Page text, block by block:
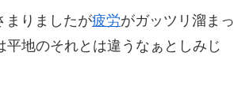
まりましたが疲労がガッツリ溜まっ
地のそれとは違うなぁとしみじ